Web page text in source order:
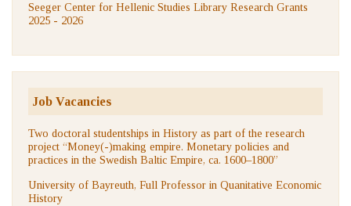
Seeger Center for Hellenic Studies Library Research Grants
2025 - 2026
Job Vacancies
Two doctoral studentships in History as part of the research
project “Money(-)making empire. Monetary policies and
practices in the Swedish Baltic Empire, ca. 1600–1800”
University of Bayreuth, Full Professor in Quanitative Economic
History